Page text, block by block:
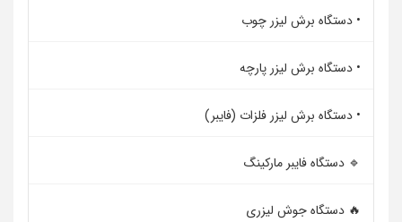
• دستگاه برش لیزر چوب
• دستگاه برش لیزر پارچه
• دستگاه برش لیزر فلزات (فایبر)
🔹 دستگاه فایبر مارکینگ
🔥 دستگاه جوش لیزری